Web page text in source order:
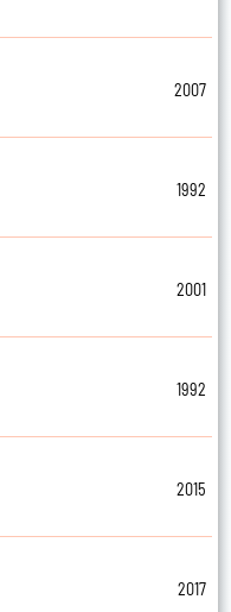
2007
1992
2001
1992
2015
2017